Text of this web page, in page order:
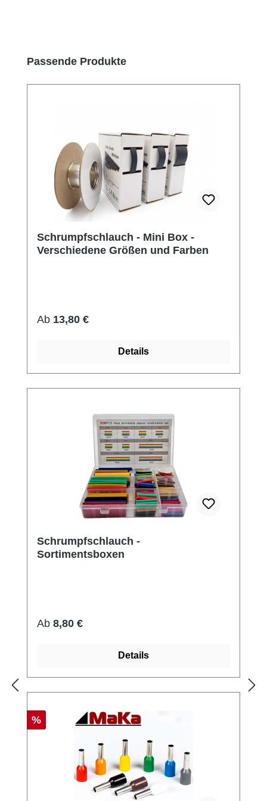
Produktgalerie überspringen
Passende Produkte
Schrumpfschlauch - Mini Box -
Verschiedene Größen und Farben
Regulärer Preis:
Ab 13,80 €
Details
Schrumpfschlauch -
Sortimentsboxen
Regulärer Preis:
Ab 8,80 €
Details
Rabatt
%